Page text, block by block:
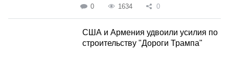
0 1634 0
США и Армения удвоили усилия по
строительству "Дороги Трампа"